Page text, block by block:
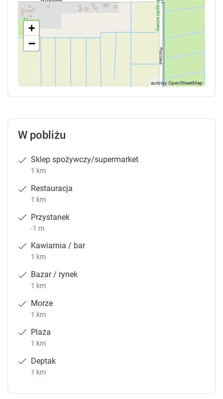
+
−
W pobliżu
Sklep spożywczy/supermarket
1 km
Restauracja
1 km
Przystanek
-1 m
Kawiarnia / bar
1 km
Bazar / rynek
1 km
Morze
1 km
Plaża
1 km
Deptak
1 km